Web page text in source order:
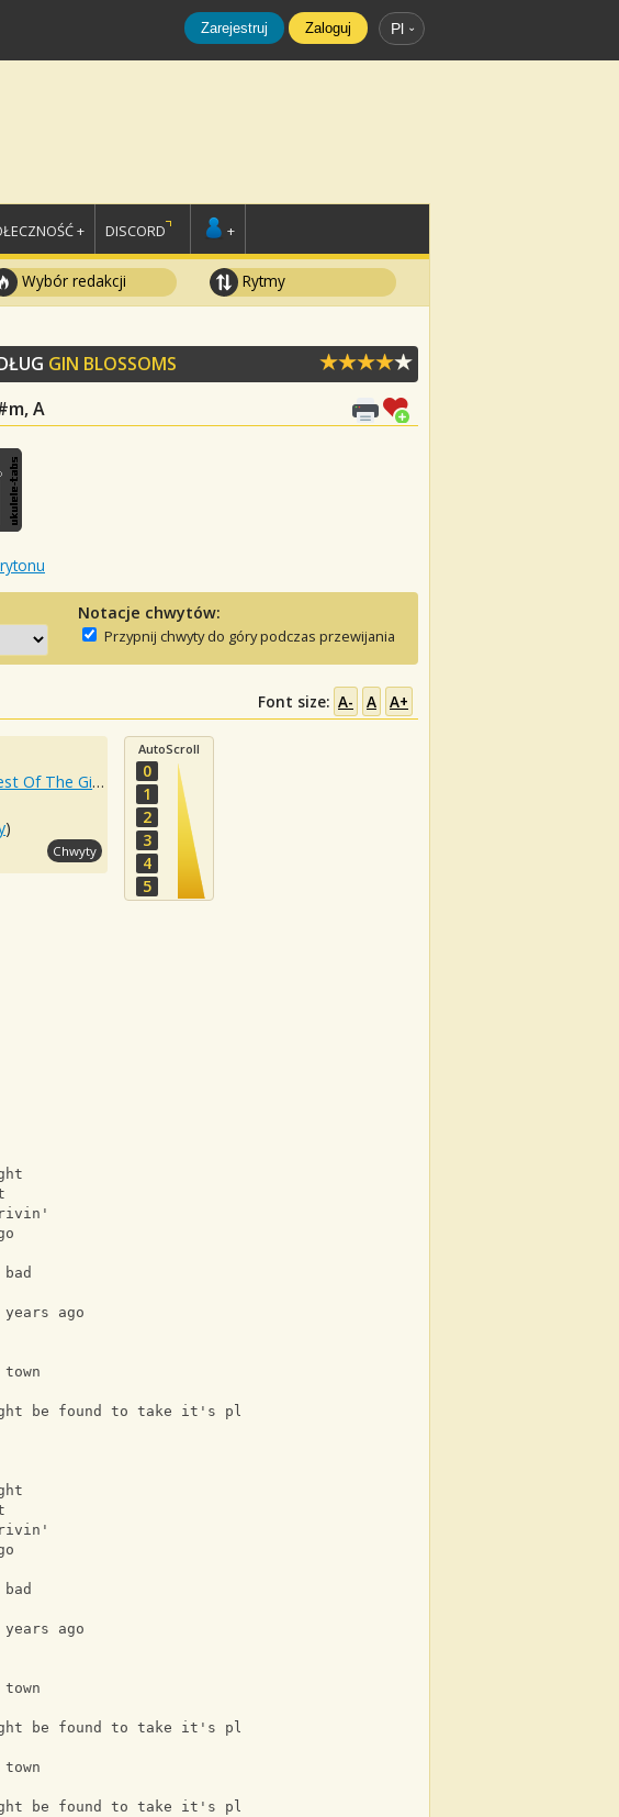
Zarejestruj Zaloguj Pl
+ DISCORD +
Wybór redakcji Rytmy
GIN BLOSSOMS
A
Notacje chwytów:
Przypnij chwyty do góry podczas przewijania
Font size: A- A A+
Gin Blossoms
)
Chwyty
AutoScroll
0
1
2
3
4
5
ago
be found to take it's place
ago
be found to take it's place
be found to take it's place